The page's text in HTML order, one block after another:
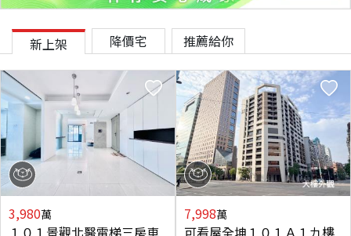
新上架 降價宅 推薦給你
3,980萬
１０１景觀北醫電梯三房車
7,998萬
可看屋全坤１０１Ａ１九樓